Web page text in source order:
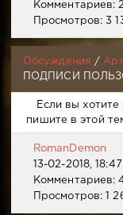
Комментариев:
Просмотров: 3
Обсуждения /
ПОДПИСИ
Если вы хотите
пишите в этой
RomanDemon
13-02-2018, 18:47
Комментариев:
Просмотров: 1